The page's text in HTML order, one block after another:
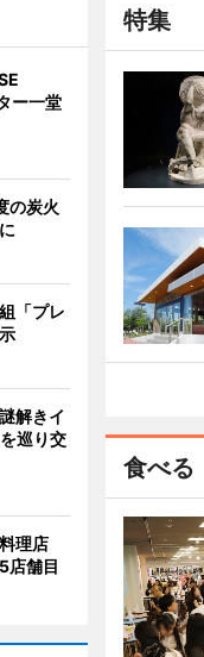
特集
食べる
ー一堂
の炭火
「プレ
解きイ
巡り交
理店
店舗目